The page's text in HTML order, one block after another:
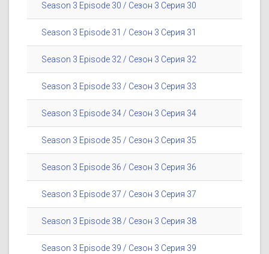
Season 3 Episode 30 / Сезон 3 Серия 30
Season 3 Episode 31 / Сезон 3 Серия 31
Season 3 Episode 32 / Сезон 3 Серия 32
Season 3 Episode 33 / Сезон 3 Серия 33
Season 3 Episode 34 / Сезон 3 Серия 34
Season 3 Episode 35 / Сезон 3 Серия 35
Season 3 Episode 36 / Сезон 3 Серия 36
Season 3 Episode 37 / Сезон 3 Серия 37
Season 3 Episode 38 / Сезон 3 Серия 38
Season 3 Episode 39 / Сезон 3 Серия 39